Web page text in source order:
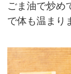
ごま油で炒め
で体も温まり